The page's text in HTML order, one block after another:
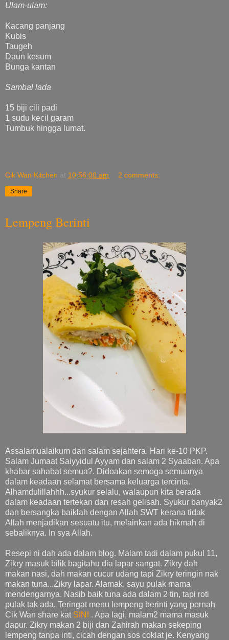
Ulam-ulam:
Kacang panjang
Kubis
Taugeh
Daun kesum
Bunga kantan
Sambal lada
15 biji cili padi
1 sudu kecil garam
Tumbuk hingga lumat.
Cik Wan Kitchen at 10:56:00 am 2 comments:
Share
Lempeng Berinti
Assalamualaikum dan salam sejahtera. Hari ke-10 PKP.
Salam Jumaat Saiyyidul Ayyam dan salam 2 Syaaban. Apa
khabar sahabat semua?. Didoakan semoga semuanya
dalam keadaan selamat bersama keluarga tercinta.
Alhamdulillahhh...syukur selalu, walaupun kita berada
dalam keadaan tertekan dan resah gelisah. Syukur banyak2
dan bersangka baiklah dengan Allah SWT kerana tidak
Allah menjadikan sesuatu itu, melainkan ada hikmah di
sebaliknya. In sya Allah.
Resepi ni dah ada dalam blog. Malam tadi dalam pukul 11,
Zikry masuk bilik bagitahu dia lapar sangat. Zikry dah
makan nasi, dah makan cucur udang tapi Zikry teringin nak
makan tuna...Zikry lapar. Alamak, sayu pulak mama
mendengarnya. Nasib baik tuna ada dalam 2 tin, tapi roti
pulak tak ada. Teringat menu lempeng berinti yang pernah
Cik Wan share kat SINI
. Apa lagi, malam2 mama masuk
dapur. Zikry makan 2 biji dan Zahirah makan sekeping
lempeng tanpa inti, cicah dengan sos coklat je. Kenyang